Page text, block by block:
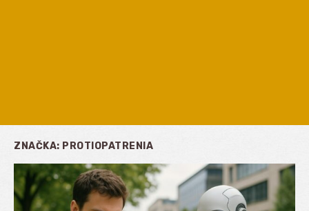
ZNAČKA: PROTIOPATRENIA